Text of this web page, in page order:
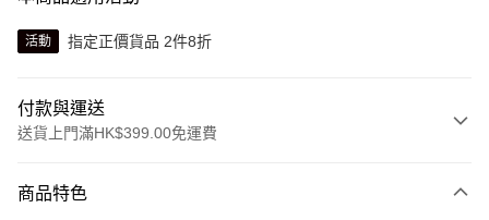
活動 指定正價貨品 2件8折
付款與運送
送貨上門滿HK$399.00免運費
信用卡
商品特色